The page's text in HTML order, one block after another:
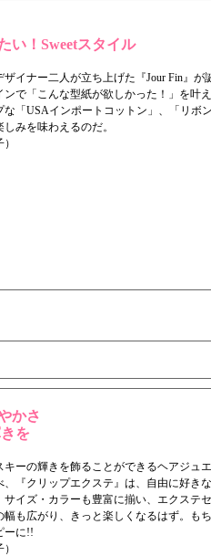
い！Sweetスタイル
イナー二人が立ち上げた『Jour Fin』が
ンで「こんな型紙が欲しかった！」を叶
な「USAインポートコットン」、「リボ
みを味わえるのだ。
かさ
を
ーの輝きを飾ることができるヘアジュ
『クリップエクステ』は、自由に好き
サイズ・カラーも豊富に揃い、エクステ
も広がり、きっと楽しくなるはず。も
ーに!!